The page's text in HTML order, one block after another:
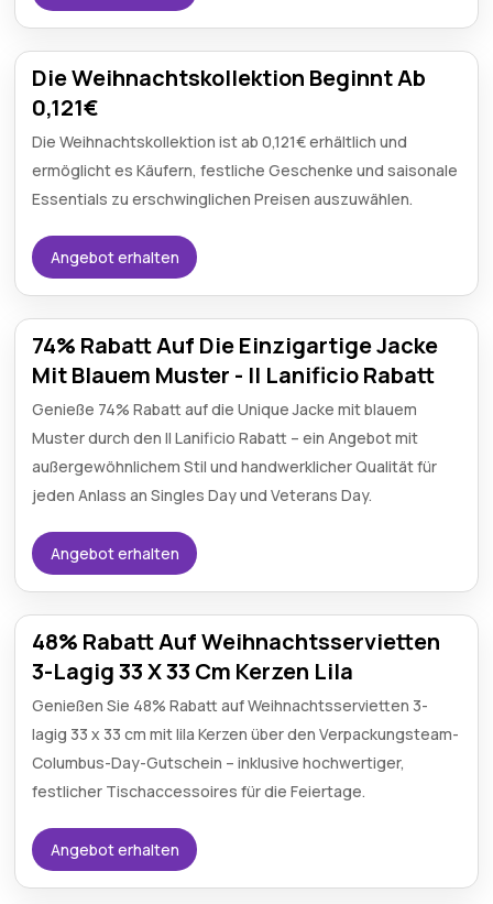
Die Weihnachtskollektion Beginnt Ab
0,121€
Die Weihnachtskollektion ist ab 0,121€ erhältlich und
ermöglicht es Käufern, festliche Geschenke und saisonale
Essentials zu erschwinglichen Preisen auszuwählen.
Angebot erhalten
74% Rabatt Auf Die Einzigartige Jacke
Mit Blauem Muster - Il Lanificio Rabatt
Genieße 74% Rabatt auf die Unique Jacke mit blauem
Muster durch den Il Lanificio Rabatt – ein Angebot mit
außergewöhnlichem Stil und handwerklicher Qualität für
jeden Anlass an Singles Day und Veterans Day.
Angebot erhalten
48% Rabatt Auf Weihnachtsservietten
3-Lagig 33 X 33 Cm Kerzen Lila
Genießen Sie 48% Rabatt auf Weihnachtsservietten 3-
lagig 33 x 33 cm mit lila Kerzen über den Verpackungsteam-
Columbus-Day-Gutschein – inklusive hochwertiger,
festlicher Tischaccessoires für die Feiertage.
Angebot erhalten